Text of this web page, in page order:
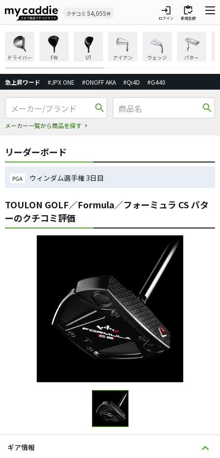
クチコミ 54,055件 login
ログイン
inventory
新規登録
ドライバー FW UT アイアン ウェッジ パター
急上昇ワード #JPX ONE #ONOFF AKA #Qi4D #G440
search
メーカー一覧から商品を探す
search
リーダーボード
PGA ウィンダム選手権 3日目
TOULON GOLF／Formula／フォーミュラ CS パタ
ーのクチコミ評価
ギア情報